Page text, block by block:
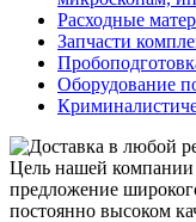
Расходные
Запчасти
Оборудование
Цель нашей
предложение
постоянно высоком